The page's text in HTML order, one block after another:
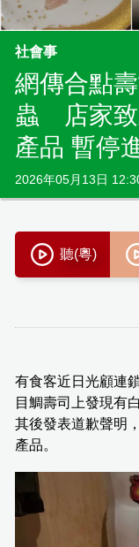
社會事
網傳合點
蟲 店家致
產品 暫停
2026年05月13日
有食客近日光顧連
目鯛壽司上發現有
其後發表道歉聲明
產品。